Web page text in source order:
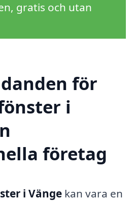
gratis och utan
för
i
företag
i Vänge kan vara en